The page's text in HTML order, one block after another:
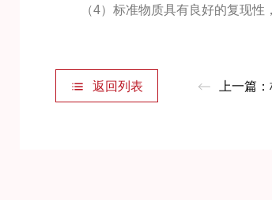
（4）标准物质具有良好的复现性，
返回列表 上一篇：